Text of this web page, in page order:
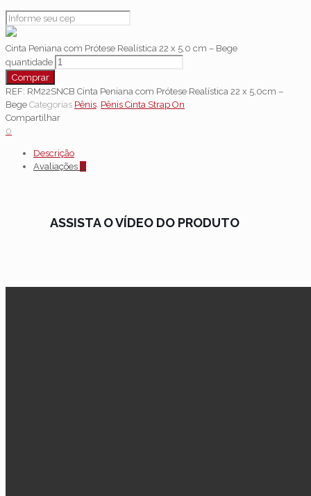
Cinta Peniana com Prótese Realística 22 x 5,0 cm – Bege
quantidade
Comprar
REF: RM22SNCB Cinta Peniana com Prótese Realística 22 x 5,0cm –
Bege Categorias Pênis Pênis Cinta Strap On
Compartilhar
0
Descrição
Avaliações 0
ASSISTA O VÍDEO DO PRODUTO